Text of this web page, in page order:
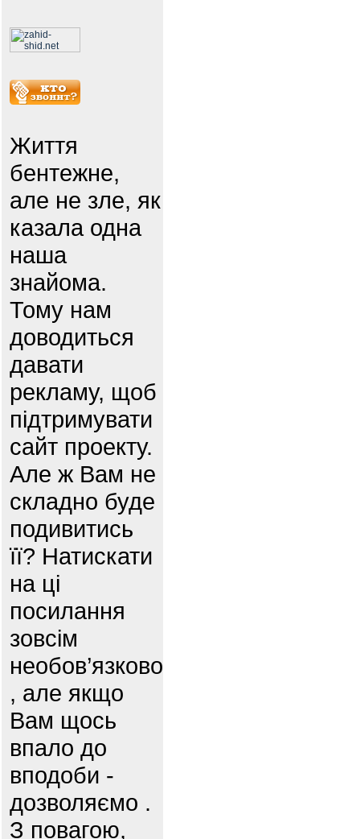
Життя
бентежне,
але не зле, як
казала одна
наша
знайома.
Тому нам
доводиться
давати
рекламу, щоб
підтримувати
сайт проекту.
Але ж Вам не
складно буде
подивитись
її? Натискати
на ці
посилання
зовсім
необов’язково
, але якщо
Вам щось
впало до
вподоби -
дозволяємо .
З повагою,